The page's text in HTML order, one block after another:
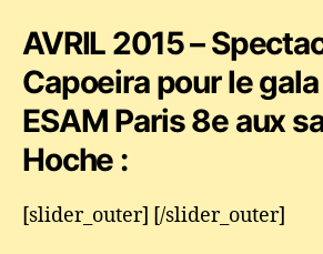
AVRIL 2015 –
Capoeira pour le gala
ESAM Paris 8e aux
Hoche :
[slider_outer] [/slider_outer]